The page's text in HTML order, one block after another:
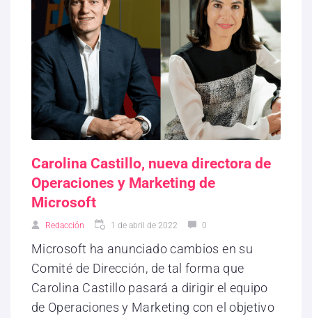
Carolina Castillo, nueva directora de
Operaciones y Marketing de
Microsoft
Redacción 1 de abril de 2022 0
Microsoft ha anunciado cambios en su
Comité de Dirección, de tal forma que
Carolina Castillo pasará a dirigir el equipo
de Operaciones y Marketing con el objetivo